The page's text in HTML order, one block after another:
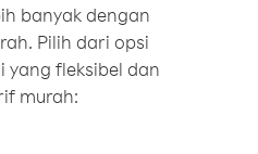
banyak dengan
Pilih dari opsi
yang fleksibel dan
murah: